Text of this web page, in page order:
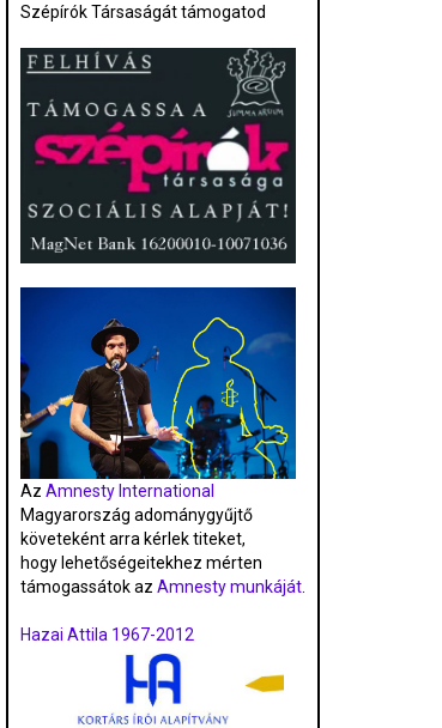
Szépírók Társaságát támogatod
Az Amnesty International
Magyarország adománygyűjtő
követeként arra kérlek titeket,
hogy lehetőségeitekhez mérten
támogassátok az Amnesty munkáját.
Hazai Attila 1967-2012